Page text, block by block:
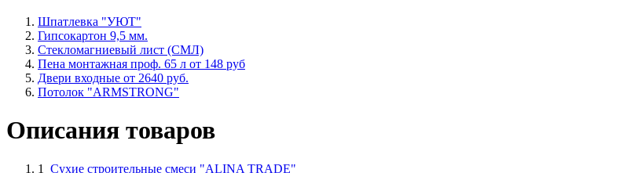
Шпатлевка "УЮТ"
Гипсокартон 9,5 мм.
Стекломагниевый лист (СМЛ)
Пена монтажная проф. 65 л от 148 руб
Двери входные от 2640 руб.
Потолок "ARMSTRONG"
Описания товаров
1 Сухие строительные смеси "ALINA TRADE"